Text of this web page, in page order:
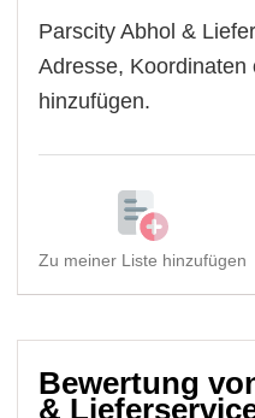
Parscity Abhol &
Adresse, Koordinaten
hinzufügen.
Zu meiner Liste hinzufügen
Bewertung
&